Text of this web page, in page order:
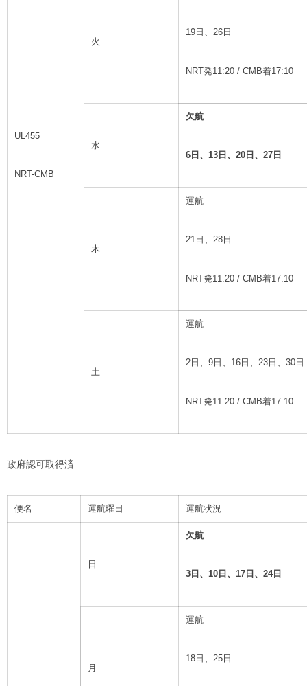
UL455
NRT-CMB
火
19日、26日
NRT発11:20 / CMB着17:10
水
欠航
6 日、13日、20日、27日
木
運航
21日、28日
NRT発11:20 / CMB着17:10
土
運航
2日、9日、16日、23日、30日
NRT発11:20 / CMB着17:10
政府認可取得済
便名 運航曜日 運航状況
日
欠航
3 日、10日、17日、24日
月
運航
18日、25日